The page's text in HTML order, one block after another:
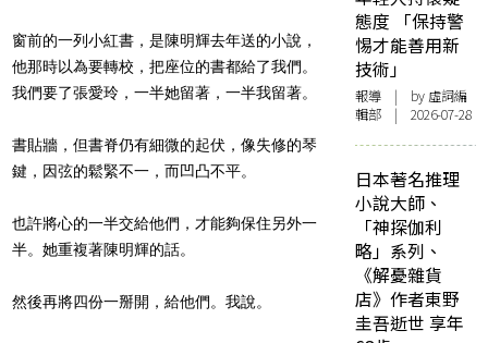
窗前的一列小紅書，是陳明輝去年送的小說，
他那時以為要轉校，把座位的書都給了我們。
我們要了張愛玲，一半她留著，一半我留著。
書貼牆，但書脊仍有細微的起伏，像失修的琴
鍵，因弦的鬆緊不一，而凹凸不平。
也許將心的一半交給他們，才能夠保住另外一
半。她重複著陳明輝的話。
然後再將四份一掰開，給他們。我說。
態度 「保持警
惕才能善用新
技術」
報導 | by 虛詞編
輯部 | 2026-07-28
日本著名推理
小說大師、
「神探伽利
略」系列、
《解憂雜貨
店》作者東野
圭吾逝世 享年